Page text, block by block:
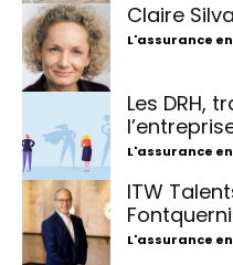
Claire
L'assurance
Les DRH,
L'assurance
ITW
L'assurance